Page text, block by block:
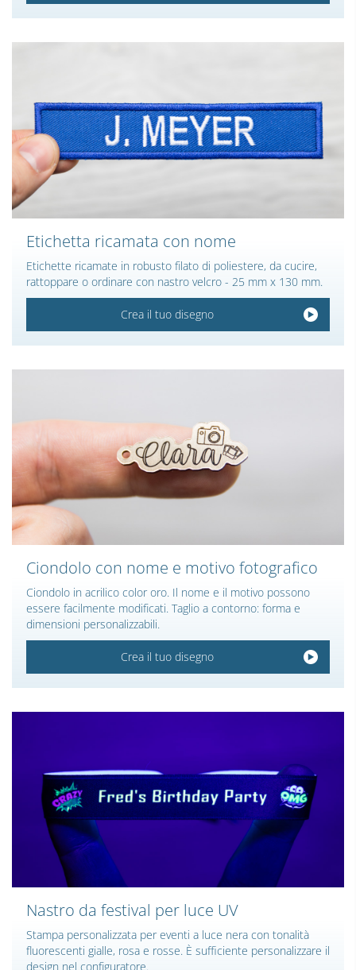
Etichetta ricamata con nome
Etichette ricamate in robusto filato di poliestere, da cucire,
rattoppare o ordinare con nastro velcro - 25 mm x 130 mm.
Crea il tuo disegno
Ciondolo con nome e motivo fotografico
Ciondolo in acrilico color oro. Il nome e il motivo possono
essere facilmente modificati. Taglio a contorno: forma e
dimensioni personalizzabili.
Crea il tuo disegno
Nastro da festival per luce UV
Stampa personalizzata per eventi a luce nera con tonalità
fluorescenti gialle, rosa e rosse. È sufficiente personalizzare il
design nel configuratore.